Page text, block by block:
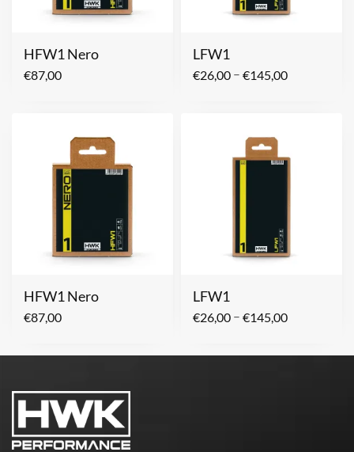
HFW1 Nero
€87,00
LFW1
€26,00 – €145,00
HFW1 Nero
€87,00
LFW1
€26,00 – €145,00